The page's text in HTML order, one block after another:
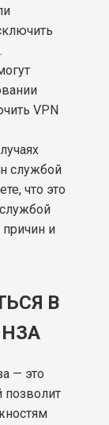
VPN
службой
что это
и
В
— это
позволит